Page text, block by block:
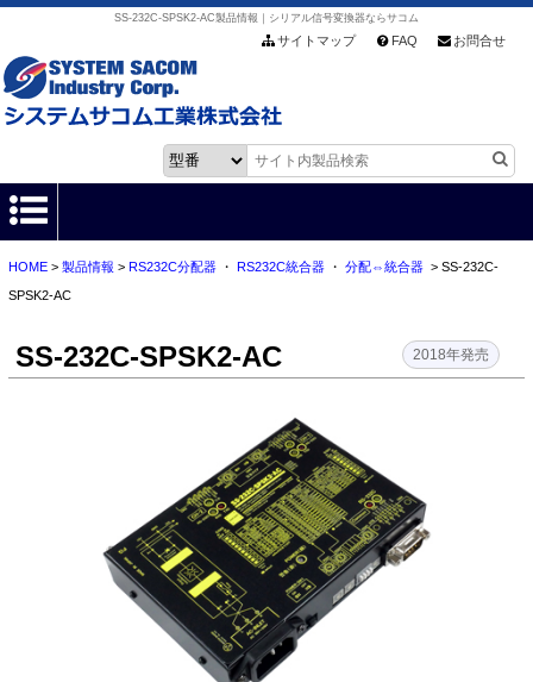
SS-232C-SPSK2-AC製品情報｜シリアル信号変換器ならサコム
サイトマップ FAQ お問合せ
HOME
各種ダウンロード
お客様サポート
会社情報
お問い合わせ
HOME> 製品情報 > RS232C分配器・ RS232C統合器・ 分配⇔統合器> SS-232C-
SPSK2-AC
SS-232C-SPSK2-AC 2018年発売